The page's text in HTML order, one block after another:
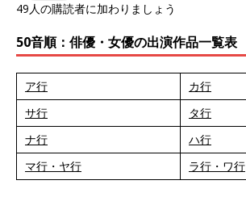
49人の購読者に加わりましょう
50音順：俳優・女優の出演作品一覧表
ア行
カ行
サ行
タ行
ナ行
ハ行
マ行・ヤ行
ラ行・ワ行